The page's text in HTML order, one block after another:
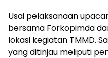
Usai pelaksanaan
bersama Forkopimda
lokasi kegiatan TMMD.
yang ditinjau meliputi